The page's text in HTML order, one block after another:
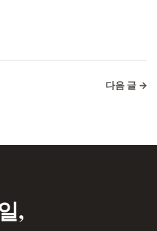
다음 글 →
,